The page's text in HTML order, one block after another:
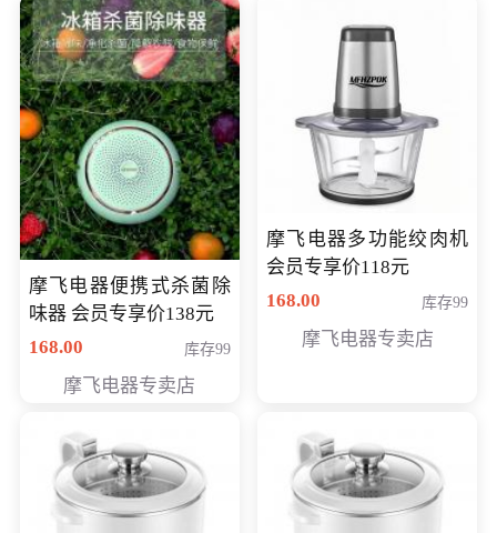
摩飞电器便携式杀菌除
味器 会员专享价138元
168.00
库存99
摩飞电器专卖店
摩飞电器多功能绞肉机
会员专享价118元
168.00
库存99
摩飞电器专卖店